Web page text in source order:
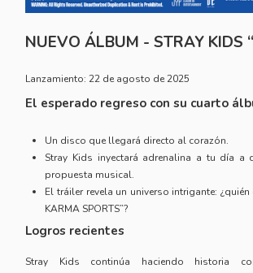
NUEVO ÁLBUM - STRAY KIDS
Lanzamiento: 22 de agosto de 2025
El esperado regreso con su cuarto
Un disco que llegará directo al corazón.
Stray Kids inyectará adrenalina a tu día a
propuesta musical.
El tráiler revela un universo intrigante:
KARMA SPORTS”?
Logros recientes
Stray Kids continúa haciendo historia